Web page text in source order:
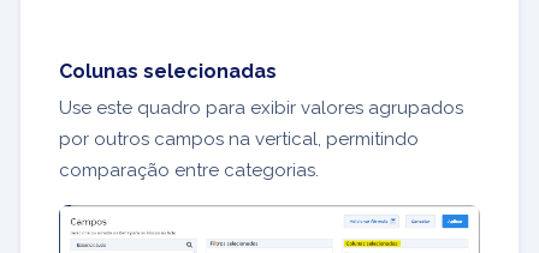
Colunas selecionadas
Use este quadro para exibir valores agrupados
por outros campos na vertical, permitindo
comparação entre categorias.